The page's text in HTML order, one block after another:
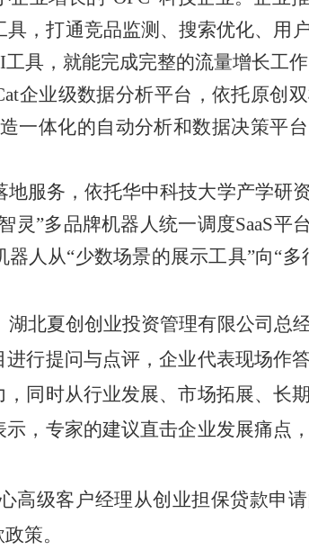
，打通竞品监测、搜索优化、用
具，就能完成完整的流量增长工作
企业级数据分析平台，依托原创
一体化的自动分析和数据决策平
服务，依托华中科技大学产学研
”多品牌机器人统一调度SaaS平
人从“少数场景的展示工具”向“
北夏创创业投资管理有限公司总
行提问与点评，企业代表现场作
同时从行业发展、市场拓展、长
，专家的建议直击企业发展痛点
高级客户经理从创业担保贷款申
策。